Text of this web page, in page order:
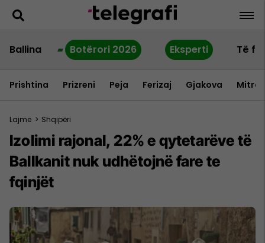
Ballina Botërori 2026 Eksperti Të
Prishtina Prizreni Peja Ferizaj Gjakova
Lajme > Shqipëri
Izolimi rajonal, 22% e qytetarëve të
Ballkanit nuk udhëtojnë fare te
fqinjët